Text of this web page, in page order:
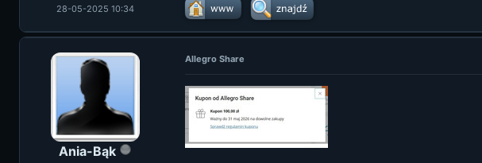
28-05-2025 10:34
Ania-Bąk
Allegro Share